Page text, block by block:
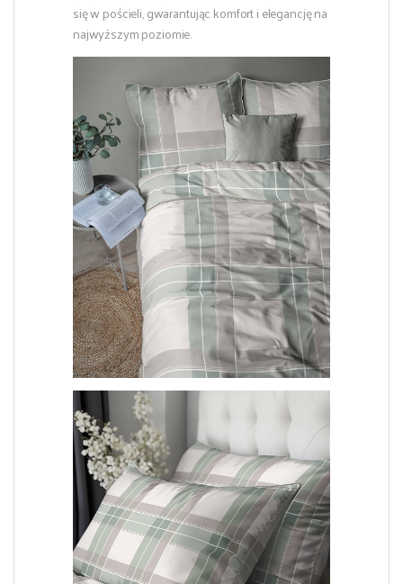
się w pościeli, gwarantując komfort i elegancję na
najwyższym poziomie.